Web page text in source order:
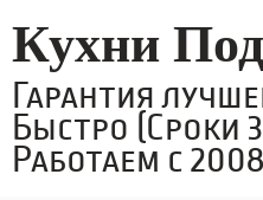
Кухни
Гарантия
Быстро (Сроки
Работаем с